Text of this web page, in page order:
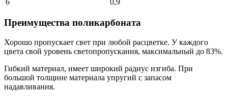
Преимущества поликарбоната
Хорошо пропускает свет при любой расцветке. У каждого
цвета свой уровень светопропускания, максимальный до 83%.
Гибкий материал, имеет широкий радиус изгиба. При
большой толщине материала упругий с запасом
надавливания.